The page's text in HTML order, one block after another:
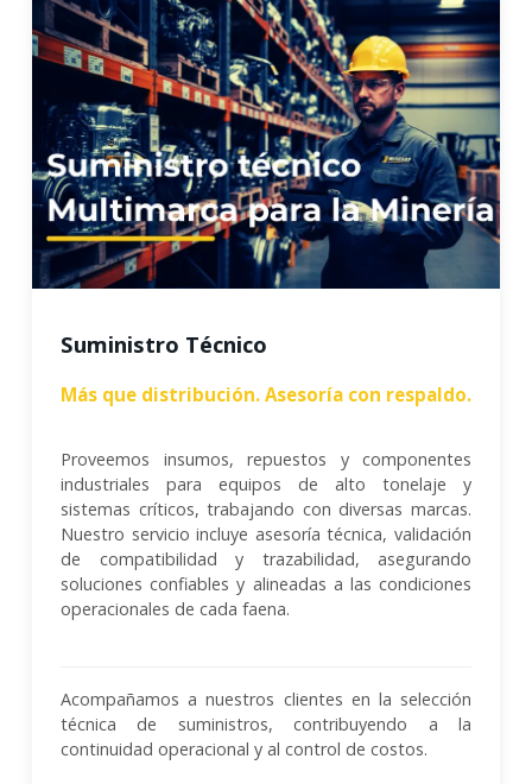
Suministro Técnico
Más que distribución. Asesoría con respaldo.
Proveemos insumos, repuestos y componentes
industriales para equipos de alto tonelaje y
sistemas críticos, trabajando con diversas marcas.
Nuestro servicio incluye asesoría técnica, validación
de compatibilidad y trazabilidad, asegurando
soluciones confiables y alineadas a las condiciones
operacionales de cada faena.
Acompañamos a nuestros clientes en la selección
técnica de suministros, contribuyendo a la
continuidad operacional y al control de costos.